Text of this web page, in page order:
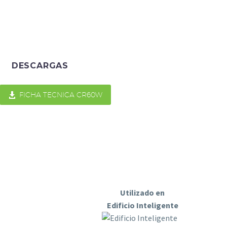
DESCARGAS
 FICHA TECNICA CR60W
Utilizado en
Edificio Inteligente